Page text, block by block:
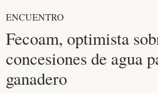
ENCUENTRO
Fecoam, optimista
concesiones de agua
ganadero